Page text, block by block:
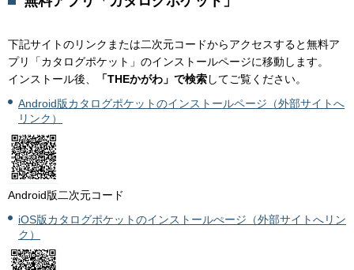
下記サイトのリンクまたは二次元コードからアクセスすると無料ア
プリ「カタログポケット」のインストールページに移動します。
インストール後、
「THEかがわ」で検索してご覧ください。
Android版カタログポケットのインストールページ（外部サイトへ
リンク）
Android版二次元コード
iOS版カタログポケットのインストールぺージ（外部サイトへリン
ク）